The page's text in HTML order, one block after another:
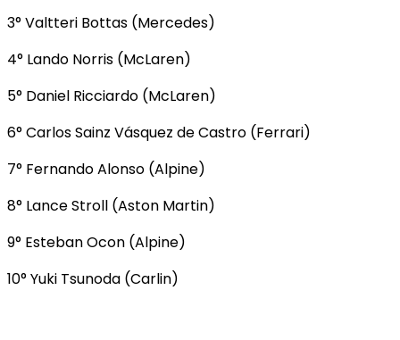
3° Valtteri Bottas (Mercedes)
4° Lando Norris (McLaren)
5° Daniel Ricciardo (McLaren)
6° Carlos Sainz Vásquez de Castro (Ferrari)
7° Fernando Alonso (Alpine)
8° Lance Stroll (Aston Martin)
9° Esteban Ocon (Alpine)
10° Yuki Tsunoda (Carlin)